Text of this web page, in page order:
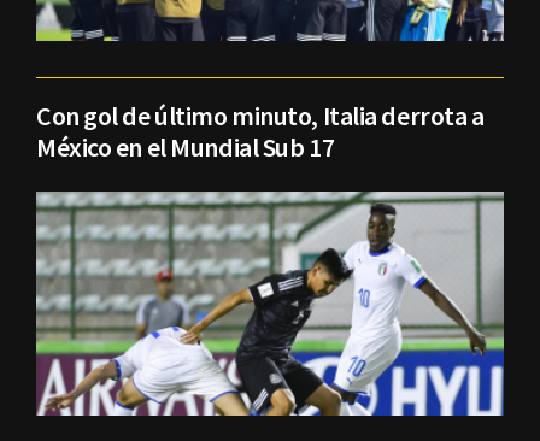
Con gol de último minuto, Italia derrota a
México en el Mundial Sub 17